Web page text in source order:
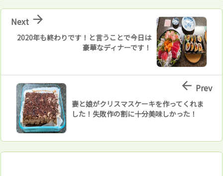
2020年も終わりです！と言うことで今日は
豪華なディナーです！

Next
妻と娘がクリスマスケーキを作ってくれま
した！失敗作の割に十分美味しかった！
 Prev